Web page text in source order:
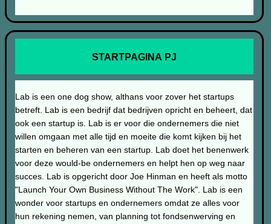
STARTPAGINA PJ
Lab is een one dog show, althans voor zover het startups
betreft. Lab is een bedrijf dat bedrijven opricht en beheert, dat
ook een startup is. Lab is er voor die ondernemers die niet
willen omgaan met alle tijd en moeite die komt kijken bij het
starten en beheren van een startup. Lab doet het benenwerk
voor deze would-be ondernemers en helpt hen op weg naar
succes. Lab is opgericht door Joe Hinman en heeft als motto
"Launch Your Own Business Without The Work". Lab is een
wonder voor startups en ondernemers omdat ze alles voor
hun rekening nemen, van planning tot fondsenwerving en